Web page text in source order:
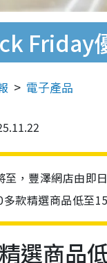
Friday
電子產品
，豐澤網店由即
款精選商品低至
選商品